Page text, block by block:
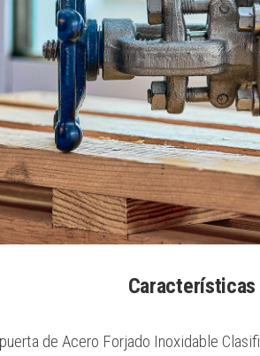
de Acero Forjado Inoxidable